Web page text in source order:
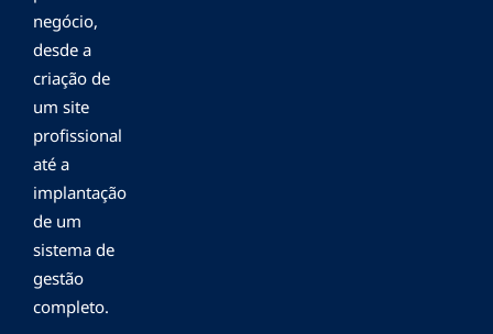
negócio,
desde a
criação de
um site
profissional
até a
implantação
de um
sistema de
gestão
completo.